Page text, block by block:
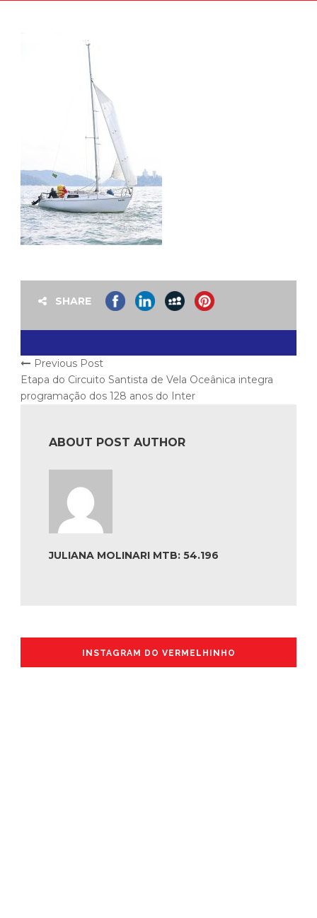
SHARE
Previous Post
Etapa do Circuito Santista de Vela Oceânica integra
programação dos 128 anos do Inter
ABOUT POST AUTHOR
JULIANA MOLINARI MTB: 54.196
INSTAGRAM DO VERMELHINHO